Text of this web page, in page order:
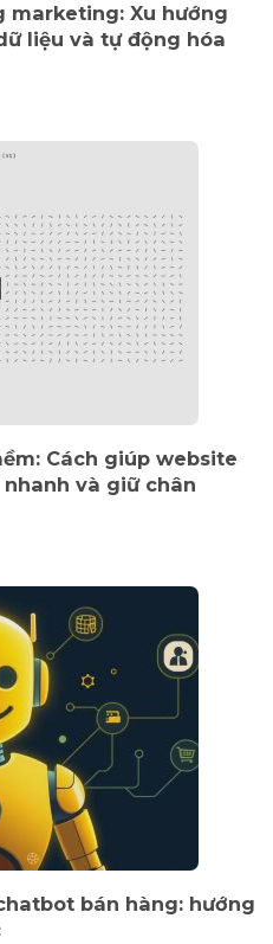
marketing: Xu hướng
liệu và tự động hóa
Cách giúp website
và giữ chân
bán hàng: hướng